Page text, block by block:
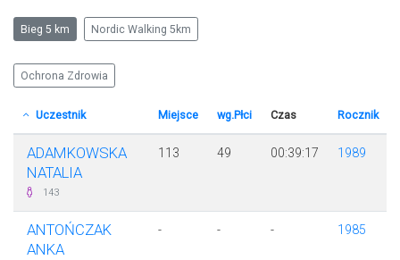
Bieg 5 km Nordic Walking 5km
Ochrona Zdrowia
Uczestnik Miejsce wg.Płci Czas Rocznik
ADAMKOWSKA
NATALIA
143
113 49 00:39:17 1989
ANTOŃCZAK
ANKA
- - - 1985